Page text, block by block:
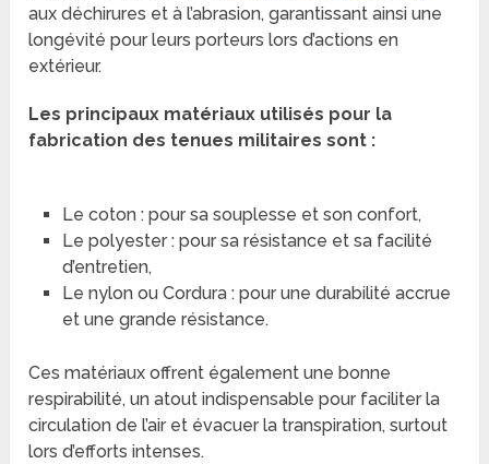
aux déchirures et à l’abrasion, garantissant ainsi une
longévité pour leurs porteurs lors d’actions en
extérieur.
Les principaux matériaux utilisés pour la
fabrication des tenues militaires sont :
Le coton : pour sa souplesse et son confort,
Le polyester : pour sa résistance et sa facilité
d’entretien,
Le nylon ou Cordura : pour une durabilité accrue
et une grande résistance.
Ces matériaux offrent également une bonne
respirabilité, un atout indispensable pour faciliter la
circulation de l’air et évacuer la transpiration, surtout
lors d’efforts intenses.